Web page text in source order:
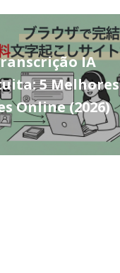
IA
5 Melhores
Online (2026)